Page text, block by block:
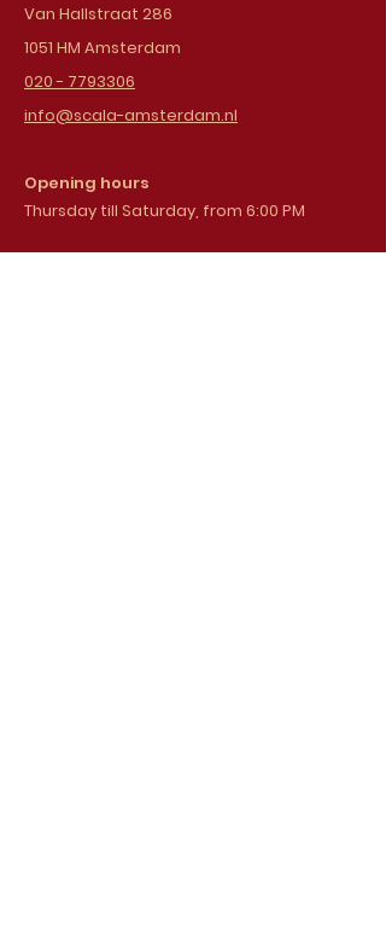
Van Hallstraat 286
1051 HM Amsterdam
020 - 7793306
info@scala-amsterdam.nl
Opening hours
Thursday till Saturday, from 6:00 PM